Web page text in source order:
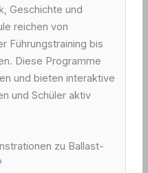
Geschichte und
reichen von
Führungstraining bis
Diese Programme
und bieten interaktive
und Schüler aktiv
zu Ballast-